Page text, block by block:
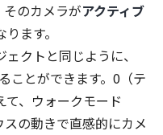
のカメラがアクティブ
ます。
クトと同じように、
ことができます。0（テ
、ウォークモード
スの動きで直感的にカメ